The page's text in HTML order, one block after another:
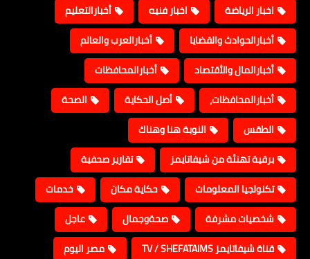
اخبار الرياضة اخبار فنيه
أخبارالتعليم
أخبارالحوادث والقضايا
أخبارالعرب والعالم
أخبارالمال والأقتصاد
أخبارالمحافظات
أخبارالمحافظات،
أصل الحكاية
الصحة
الطقس
النوبة هنا وهناك
برقية تهنئة من شيفاتايمز
تقارير صحفية
تكنولجيا المعلومات
حكاية مكان
خدمات
شخصيات مشرفة
صحةوجمال
عاجل
قناة شيفاتايمز TV / SHEFATAIMS
مصر اليوم